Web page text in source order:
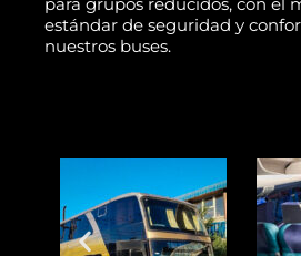
estándar de seguridad y
nuestros buses.